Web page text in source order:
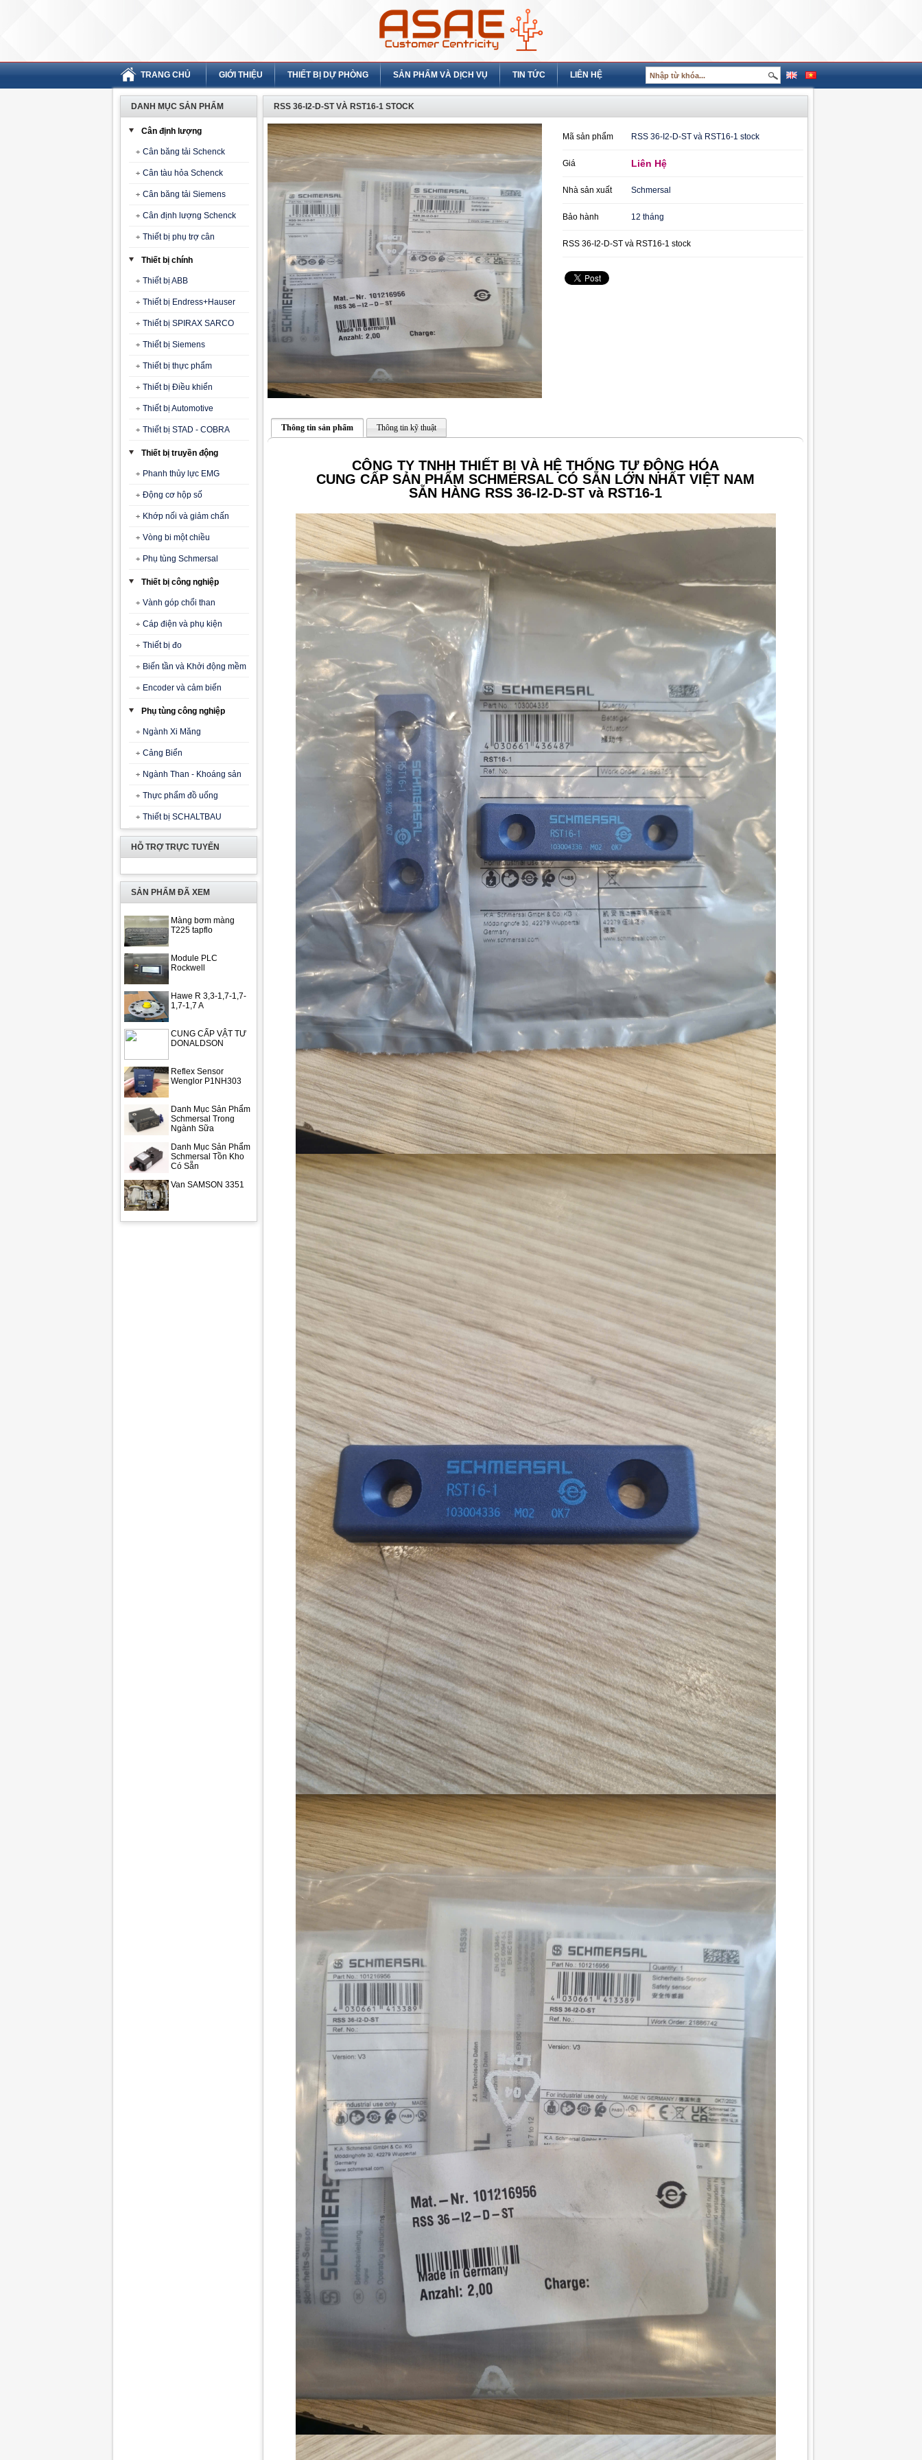
TRANG CHỦ GIỚI THIỆU THIẾT BỊ DỰ PHÒNG SẢN PHẨM VÀ DỊCH VỤ TIN TỨC LIÊN HỆ
DANH MỤC SẢN PHẨM
Cân định lượng
Cân băng tải Schenck
Cân tàu hỏa Schenck
Cân băng tải Siemens
Cân định lượng Schenck
Thiết bị phụ trợ cân
Thiết bị chính
Thiết bị ABB
Thiết bị Endress+Hauser
Thiết bị SPIRAX SARCO
Thiết bị Siemens
Thiết bị thực phẩm
Thiết bị Điều khiển
Thiết bị Automotive
Thiết bị STAD - COBRA
Thiết bị truyền động
Phanh thủy lực EMG
Động cơ hộp số
Khớp nối và giảm chấn
Vòng bi một chiều
Phụ tùng Schmersal
Thiết bị công nghiệp
Vành góp chổi than
Cáp điện và phụ kiện
Thiết bị đo
Biến tần và Khởi động mềm
Encoder và cảm biến
Phụ tùng công nghiệp
Ngành Xi Măng
Cảng Biển
Ngành Than - Khoáng sản
Thực phẩm đồ uống
Thiết bị SCHALTBAU
HỖ TRỢ TRỰC TUYẾN
SẢN PHẨM ĐÃ XEM
Màng bơm màng
T225 tapflo
Module PLC
Rockwell
Hawe R 3,3-1,7-1,7-
1,7-1,7 A
CUNG CẤP VẬT TƯ
DONALDSON
Reflex Sensor
Wenglor P1NH303
Danh Mục Sản Phẩm
Schmersal Trong
Ngành Sữa
Danh Mục Sản Phẩm
Schmersal Tồn Kho
Có Sẵn
Van SAMSON 3351
RSS 36-I2-D-ST VÀ RST16-1 STOCK
Mã sản phẩm RSS 36-I2-D-ST và RST16-1 stock
Giá Liên Hệ
Nhà sản xuất Schmersal
Bảo hành 12 tháng
RSS 36-I2-D-ST và RST16-1 stock
Thông tin sản phẩm Thông tin kỹ thuật
CÔNG TY TNHH THIẾT BỊ VÀ HỆ THỐNG TỰ ĐỘNG HÓA
CUNG CẤP SẢN PHẨM SCHMERSAL CÓ SẴN LỚN NHẤT VIỆT NAM
SẴN HÀNG RSS 36-I2-D-ST và RST16-1